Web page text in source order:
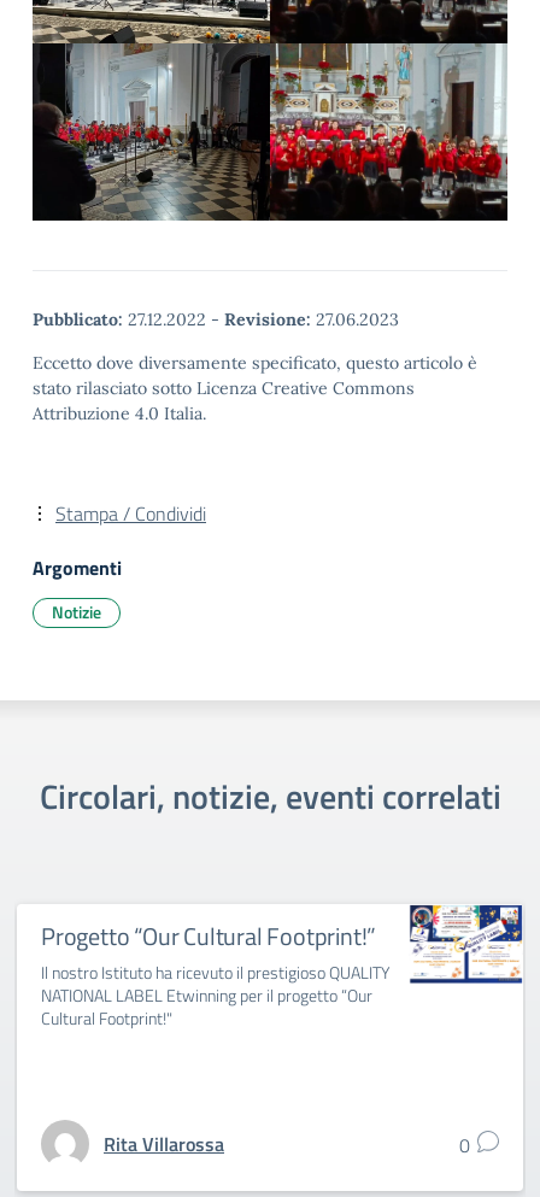
Pubblicato: 27.12.2022 - Revisione: 27.06.2023
Eccetto dove diversamente specificato, questo articolo è
stato rilasciato sotto Licenza Creative Commons
Attribuzione 4.0 Italia.
Stampa / Condividi
Argomenti
Notizie
Circolari, notizie, eventi correlati
Progetto “Our Cultural Footprint!”
Il nostro Istituto ha ricevuto il prestigioso QUALITY
NATIONAL LABEL Etwinning per il progetto “Our
Cultural Footprint!"
Rita Villarossa 0